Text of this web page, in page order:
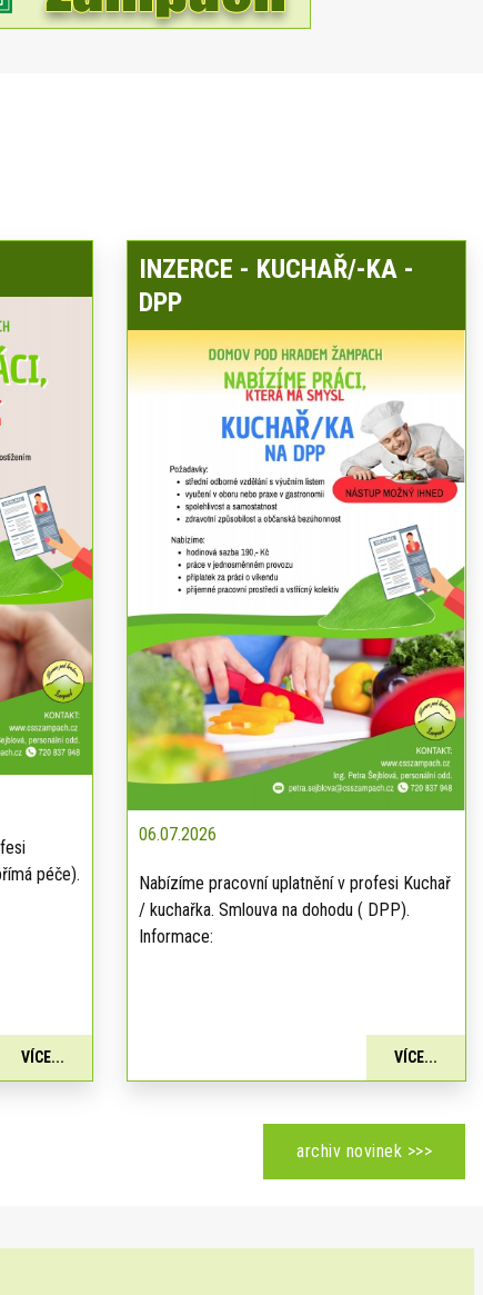
péče).
VÍCE...
INZERCE - KUCHAŘ/-KA -
DPP
06.07.2026
Nabízíme pracovní uplatnění v profesi Kuchař
/ kuchařka. Smlouva na dohodu ( DPP).
Informace:
VÍCE...
archiv novinek >>>